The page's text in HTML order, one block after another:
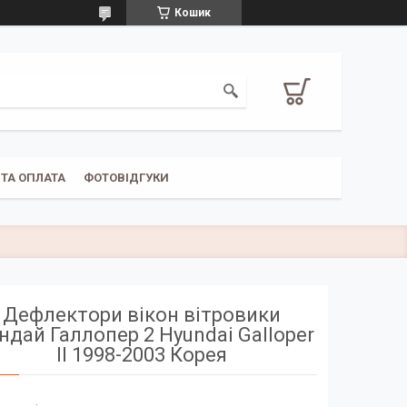
Кошик
ОПЛАТА ФОТОВІДГУКИ
Дефлектори вікон вітровики
Галлопер 2 Hyundai Galloper
II 1998-2003 Корея